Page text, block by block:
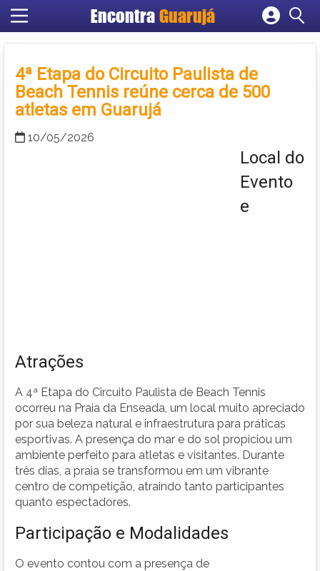
Encontra Guarujá
Cadastrar empresa
Criar conta
4ª Etapa do Circuito Paulista de
Beach Tennis reúne cerca de 500
atletas em Guarujá
10/05/2026
Local do
Evento
e
Atrações
A 4ª Etapa do Circuito Paulista de Beach Tennis
ocorreu na Praia da Enseada, um local muito apreciado
por sua beleza natural e infraestrutura para práticas
esportivas. A presença do mar e do sol propiciou um
ambiente perfeito para atletas e visitantes. Durante
três dias, a praia se transformou em um vibrante
centro de competição, atraindo tanto participantes
quanto espectadores.
Participação e Modalidades
O evento contou com a presença de